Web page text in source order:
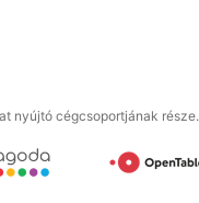
nyújtó cégcsoportjának része.